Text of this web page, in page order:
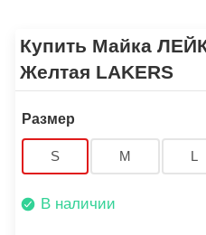
Купить Майка
Желтая LAKERS
Размер
S M L
В наличии